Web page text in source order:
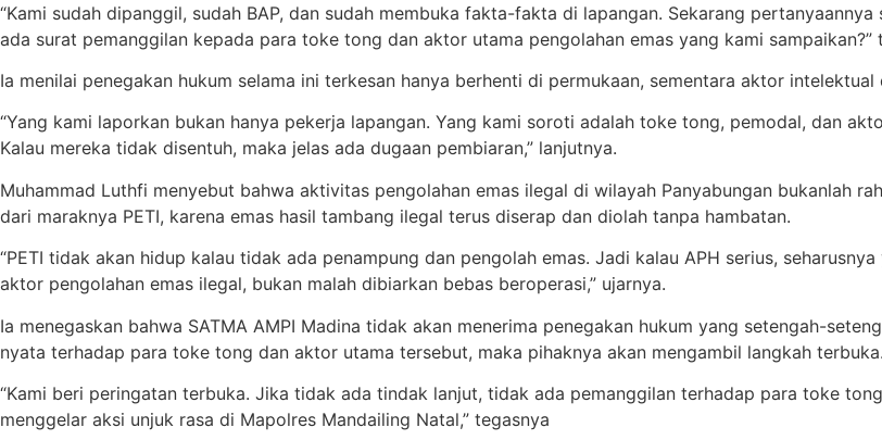
“Kami sudah dipanggil, sudah BAP, dan sudah membuka fakta-fakta di lapangan. Sekarang
ada surat pemanggilan kepada para toke tong dan aktor utama pengolahan emas yang kami
Ia menilai penegakan hukum selama ini terkesan hanya berhenti di permukaan, sementara aktor
“Yang kami laporkan bukan hanya pekerja lapangan. Yang kami soroti adalah toke tong, pemodal, dan
Kalau mereka tidak disentuh, maka jelas ada dugaan pembiaran,” lanjutnya.
Muhammad Luthfi menyebut bahwa aktivitas pengolahan emas ilegal di wilayah Panyabungan bukanlah
dari maraknya PETI, karena emas hasil tambang ilegal terus diserap dan diolah tanpa hambatan.
“PETI tidak akan hidup kalau tidak ada penampung dan pengolah emas. Jadi kalau APH serius,
aktor pengolahan emas ilegal, bukan malah dibiarkan bebas beroperasi,” ujarnya.
Ia menegaskan bahwa SATMA AMPI Madina tidak akan menerima penegakan hukum yang setengah-
nyata terhadap para toke tong dan aktor utama tersebut, maka pihaknya akan mengambil langkah terbuka.
“Kami beri peringatan terbuka. Jika tidak ada tindak lanjut, tidak ada pemanggilan terhadap para toke
menggelar aksi unjuk rasa di Mapolres Mandailing Natal,” tegasnya